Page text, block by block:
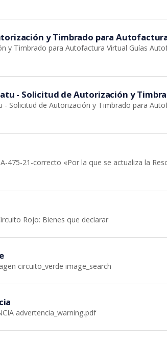
y Timbrado para
y Timbrado para Autofactura Virtual Guías
- Solicitud de Autorización y
- Solicitud de Autorización y Timbrado para
475-21-correcto «Por la que se actualiza la
Rojo: Bienes que declarar
circuito_verde image_search
advertencia_warning.pdf